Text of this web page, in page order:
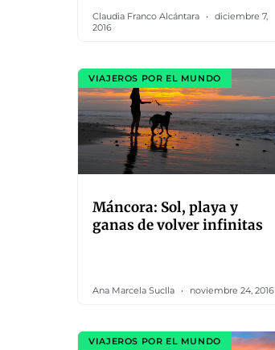
Claudia Franco Alcántara
diciembre 7,
2016
VIAJEROS POR EL MUNDO
Máncora: Sol, playa y
ganas de volver infinitas
Ana Marcela Suclla noviembre 24, 2016
VIAJEROS POR EL MUNDO